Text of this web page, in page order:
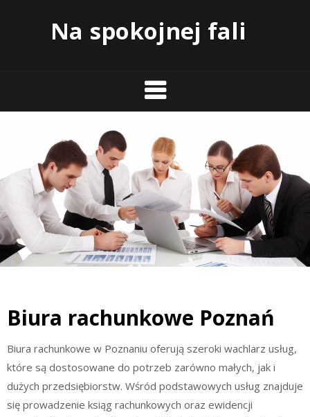
Na spokojnej fali
Biura rachunkowe Poznań
Biura rachunkowe w Poznaniu oferują szeroki wachlarz usług,
które są dostosowane do potrzeb zarówno małych, jak i
dużych przedsiębiorstw. Wśród podstawowych usług znajduje
się prowadzenie ksiąg rachunkowych oraz ewidencji